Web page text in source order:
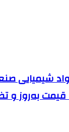
شیمیایی
قیمت به‌روز و